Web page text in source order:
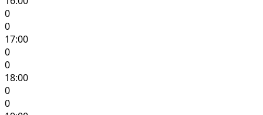
0
0
17:00
0
0
18:00
0
0